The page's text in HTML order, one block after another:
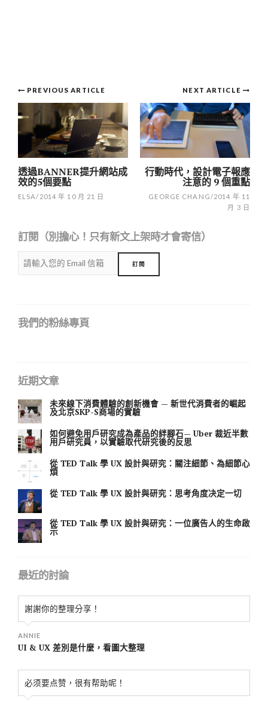
Post
navigation
NEXT ARTICLE
行動時代，設計電子報應
注意的 9 個重點
GEORGE CHANG/2014 年 11
月 3 日
PREVIOUS ARTICLE
透過BANNER提升網站成
效的5個要點
ELSA/ 2014 年 10 月 21 日
訂閱（別擔心！只有新文上架時才會寄信）
我們的粉絲專頁
近期文章
未來線下消費體驗的創新機會 — 新世代消費者的崛起
及北京SKP-S商場的實驗
如何避免用戶研究成為產品的絆腳石— Uber 裁近半數
用戶研究員，以實驗取代研究後的反思
從 TED Talk 學 UX 設計與研究：關注細節、為細節心
煩
從 TED Talk 學 UX 設計與研究：思考角度决定一切
從 TED Talk 學 UX 設計與研究：一位廣告人的生命啟
示
最近的討論
謝謝你的整理分享！
ANNIE
UI & UX 差別是什麼，看圖大整理
必须要点赞，很有帮助呢！